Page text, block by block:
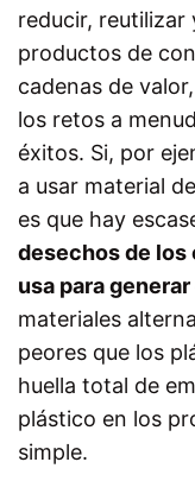
reducir, reutilizar
productos de
cadenas de
los retos a
éxitos. Si, por
a usar material
es que hay
desechos de los
usa para
materiales
peores que los
huella total de
plástico en los
simple.